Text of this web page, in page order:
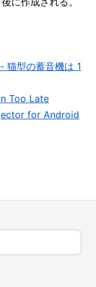
猫型の蓄音機は 1
Too Late
for Android